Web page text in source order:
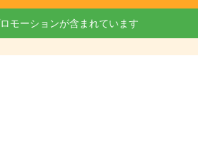
モーションが含まれています